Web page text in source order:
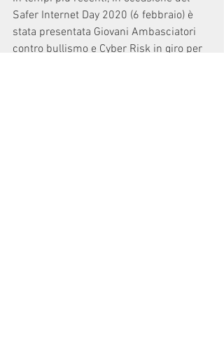
Safer Internet Day 2020 (6 febbraio) è
stata presentata Giovani Ambasciatori
contro bullismo e Cyber Risk in giro per